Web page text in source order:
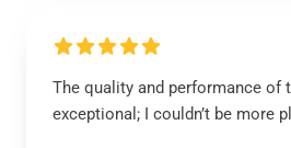
The quality and performance of
exceptional; I couldn’t be more